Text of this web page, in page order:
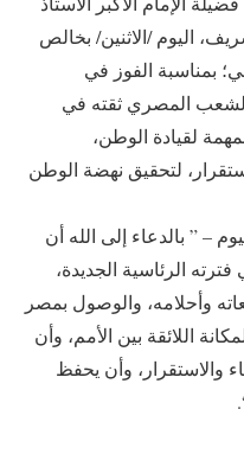
اليوم /الاثنين/ بخالص
بمناسبة الفوز في
2024م، وتجديد الشعب المصري ثقته في
لقيادة الوطن،
لتحقيق نهضة الوطن
– ” بالدعاء إلى الله أن
الرئاسية الجديدة،
وأحلامه، والوصول بمصر
اللائقة بين الأمم، وأن
والاستقرار، وأن يحفظ